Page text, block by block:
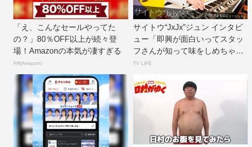
「え、こんなセールやってた
の？」80％OFF以上が続々登
場！Amazonの本気が凄すぎる
PR(Amazon)
サイトウ“JxJx”ジュン インタビ
ュー「即興が面白いってスタッ
フさんが知って味をしめちゃっ
た（笑）...
TV LIFE